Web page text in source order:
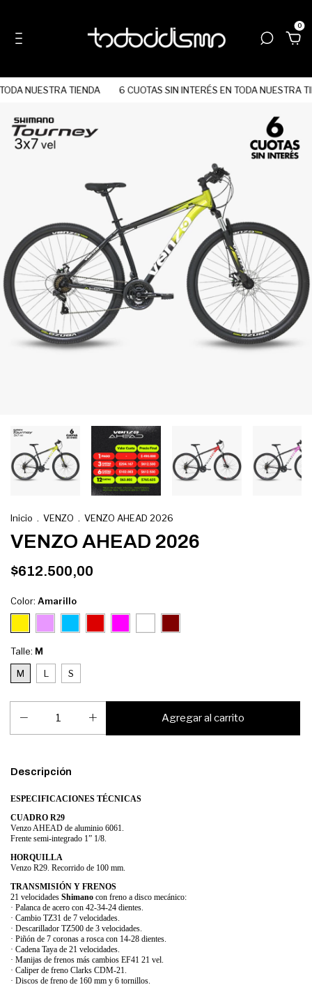
0
NUESTRA TIENDA 6 CUOTAS SIN INTERÉS EN TODA NUESTRA
Inicio . VENZO . VENZO AHEAD 2026
VENZO AHEAD 2026
$612.500,00
Color: Amarillo
Talle: M
M
L S
Descripción
ESPECIFICACIONES TÉCNICAS
CUADRO R29
Venzo AHEAD de aluminio 6061.
Frente semi-integrado 1” 1/8.
HORQUILLA
Venzo R29. Recorrido de 100 mm.
TRANSMISIÓN Y FRENOS
21 velocidades Shimano con freno a disco mecánico:
· Palanca de acero con 42-34-24 dientes.
· Cambio TZ31 de 7 velocidades.
· Descarillador TZ500 de 3 velocidades.
· Piñón de 7 coronas a rosca con 14-28 dientes.
· Cadena Taya de 21 velocidades.
· Manijas de frenos más cambios EF41 21 vel.
· Caliper de freno Clarks CDM-21.
· Discos de freno de 160 mm y 6 tornillos.